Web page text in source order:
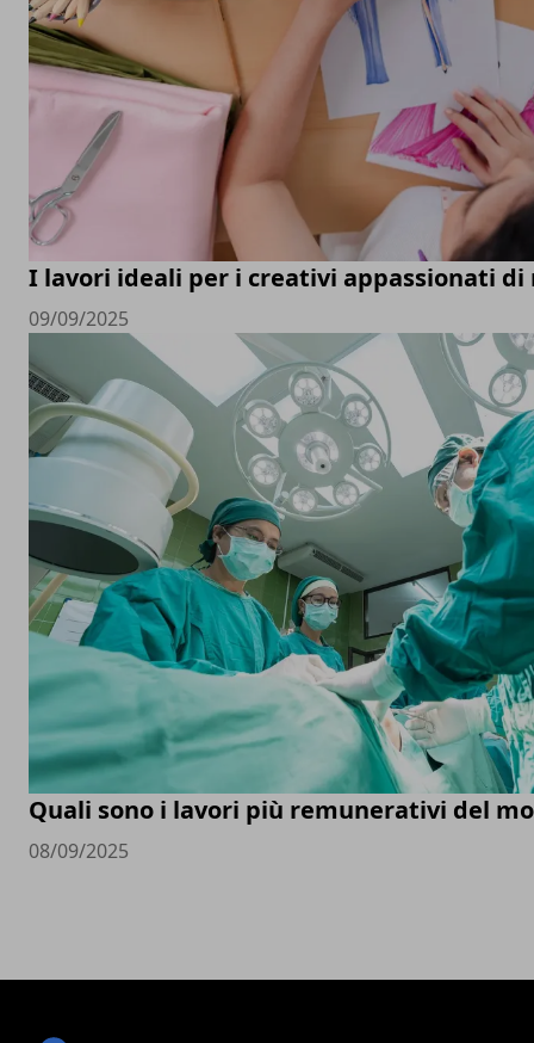
I lavori ideali per i creativi appassionati di
09/09/2025
Quali sono i lavori più remunerativi del
08/09/2025